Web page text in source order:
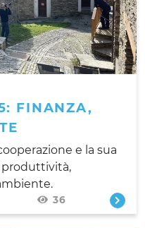
FINANZA,
e la sua
produttività,
36